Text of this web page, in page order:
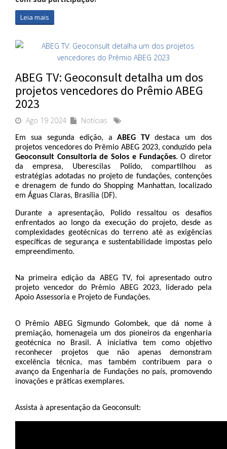
Leia mais
ABEG TV: Geoconsult detalha um dos
projetos vencedores do Prêmio ABEG
2023
Ago 19 2024 Notícias
Em sua segunda edição, a ABEG TV destaca um dos
Geoconsult Consultoria de Solos e Fundações. O diretor
da empresa, Uberescilas Polido, compartilhou as
estratégias adotadas no projeto de fundações, contenções
e drenagem de fundo do Shopping Manhattan, localizado
em Águas Claras, Brasília (DF).
Durante a apresentação, Polido ressaltou os desafios
enfrentados ao longo da execução do projeto, desde as
complexidades geotécnicas do terreno até as exigências
específicas de segurança e sustentabilidade impostas pelo
empreendimento.
Na primeira edição da ABEG TV, foi apresentado outro
projeto vencedor do Prêmio ABEG 2023, liderado pela
Apoio Assessoria e Projeto de Fundações.
O Prêmio ABEG Sigmundo Golombek, que dá nome à
premiação, homenageia um dos pioneiros da engenharia
geotécnica no Brasil. A iniciativa tem como objetivo
reconhecer projetos que não apenas demonstram
excelência técnica, mas também contribuem para o
avanço da Engenharia de Fundações no país, promovendo
inovações e práticas exemplares.
Assista à apresentação da Geoconsult: